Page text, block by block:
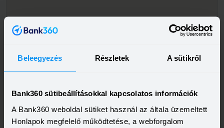
Beleegyezés Részletek A sütikről
Bank360 sütibeállításokkal kapcsolatos információk
A Bank360 weboldal sütiket használ az általa üzemeltett
Honlapok megfelelő működtetése, a webforgalom